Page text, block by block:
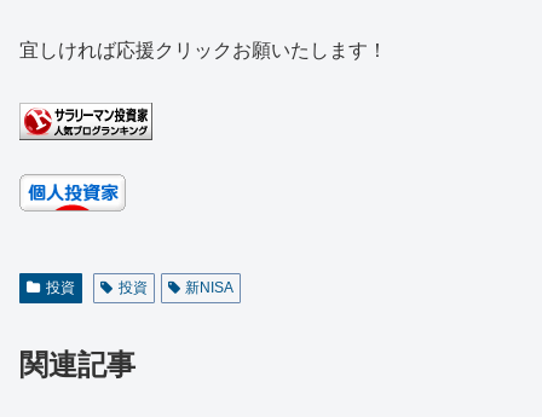
宜しければ応援クリックお願いたします！
投資 投資 新NISA
関連記事